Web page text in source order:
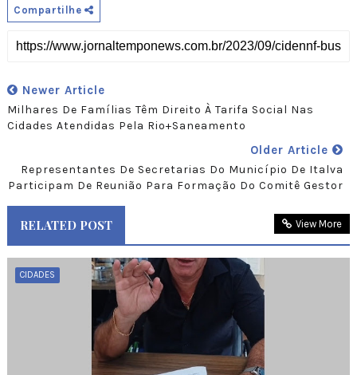
Compartilhe
Newer Article
Milhares De Famílias Têm Direito À Tarifa Social Nas
Cidades Atendidas Pela Rio+Saneamento
Older Article
Representantes De Secretarias Do Município De Italva
Participam De Reunião Para Formação Do Comitê Gestor
RELATED POST View More
CIDADES